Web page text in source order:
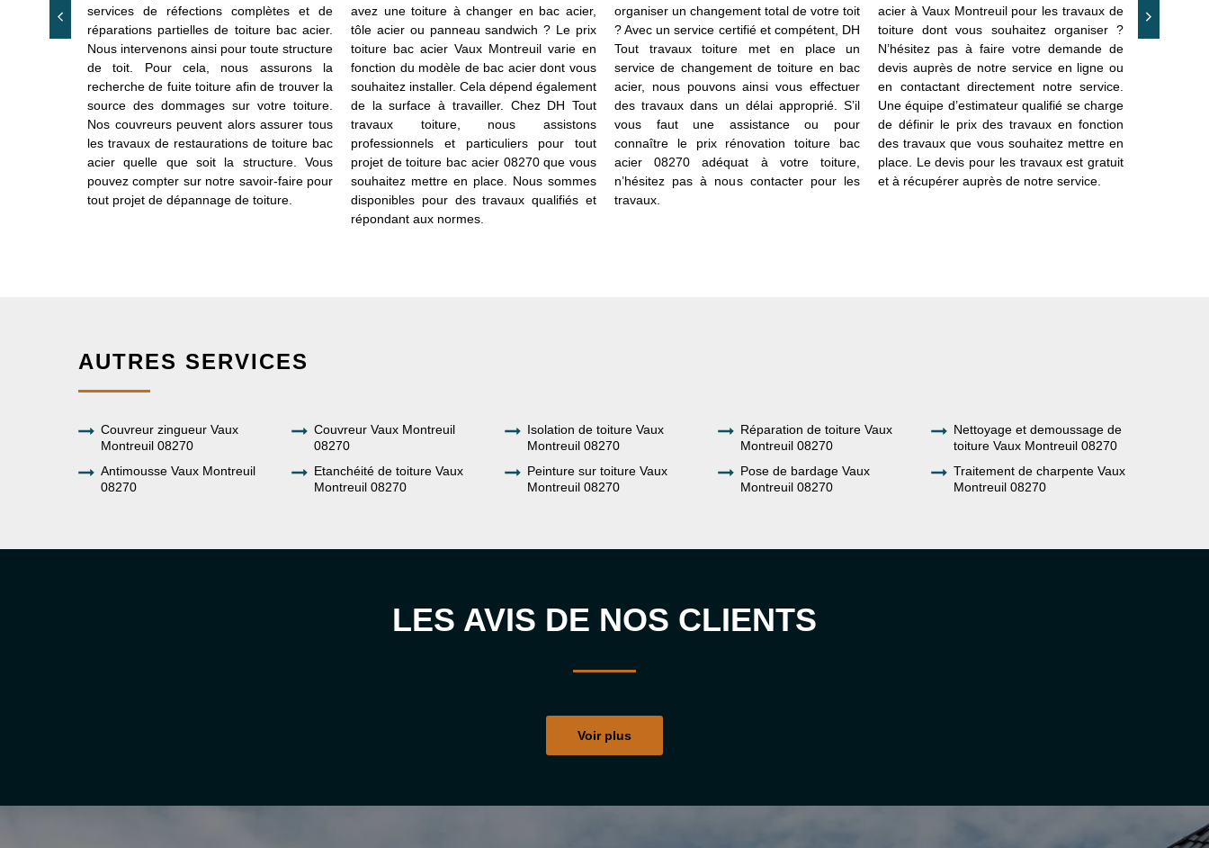
doit
services de réfections complètes et de
réparations partielles de toiture bac acier.
Nous intervenons ainsi pour toute structure
de toit. Pour cela, nous assurons la
recherche de fuite toiture afin de trouver la
source des dommages sur votre toiture.
Nos couvreurs peuvent alors assurer tous
les travaux de restaurations de toiture bac
acier quelle que soit la structure. Vous
pouvez compter sur notre savoir-faire pour
tout projet de dépannage de toiture.
avez une toiture à changer en bac acier,
tôle acier ou panneau sandwich ? Le prix
toiture bac acier Vaux Montreuil varie en
fonction du modèle de bac acier dont vous
souhaitez installer. Cela dépend également
de la surface à travailler. Chez DH Tout
travaux toiture, nous assistons
professionnels et particuliers pour tout
projet de toiture bac acier 08270 que vous
souhaitez mettre en place. Nous sommes
disponibles pour des travaux qualifiés et
répondant aux normes.
organiser un changement total de votre toit
? Avec un service certifié et compétent, DH
Tout travaux toiture met en place un
service de changement de toiture en bac
acier, nous pouvons ainsi vous effectuer
des travaux dans un délai approprié. S’il
vous faut une assistance ou pour
connaître le prix rénovation toiture bac
acier 08270 adéquat à votre toiture,
n’hésitez pas à nous contacter pour les
travaux.
acier à Vaux Montreuil pour les travaux de
toiture dont vous souhaitez organiser ?
N’hésitez pas à faire votre demande de
devis auprès de notre service en ligne ou
en contactant directement notre service.
Une équipe d’estimateur qualifié se charge
de définir le prix des travaux en fonction
des travaux que vous souhaitez mettre en
place. Le devis pour les travaux est gratuit
et à récupérer auprès de notre service.
AUTRES SERVICES
Couvreur zingueur Vaux
Montreuil 08270
Couvreur Vaux Montreuil
08270
Isolation de toiture Vaux
Montreuil 08270
Réparation de toiture Vaux
Montreuil 08270
Nettoyage et demoussage de
toiture Vaux Montreuil 08270
Antimousse Vaux Montreuil
08270
Etanchéité de toiture Vaux
Montreuil 08270
Peinture sur toiture Vaux
Montreuil 08270
Pose de bardage Vaux
Montreuil 08270
Traitement de charpente Vaux
Montreuil 08270
LES AVIS DE NOS CLIENTS
Voir plus